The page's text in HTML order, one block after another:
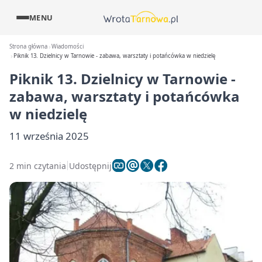
MENU
Strona główna Wiadomości
Piknik 13. Dzielnicy w Tarnowie - zabawa, warsztaty i potańcówka w niedzielę
Piknik 13. Dzielnicy w Tarnowie -
zabawa, warsztaty i potańcówka
w niedzielę
11 września 2025
2 min czytania Udostępnij